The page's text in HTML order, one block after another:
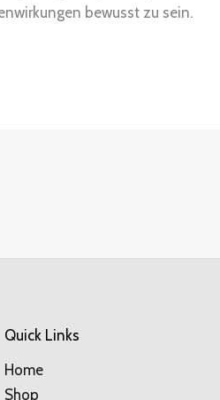
bewusst zu sein.
Quick Links
Home
Shop